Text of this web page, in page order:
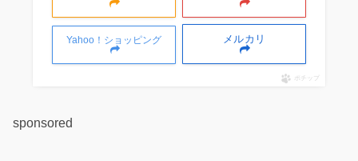
Yahoo！ショッピング メルカリ
ポチップ
sponsored